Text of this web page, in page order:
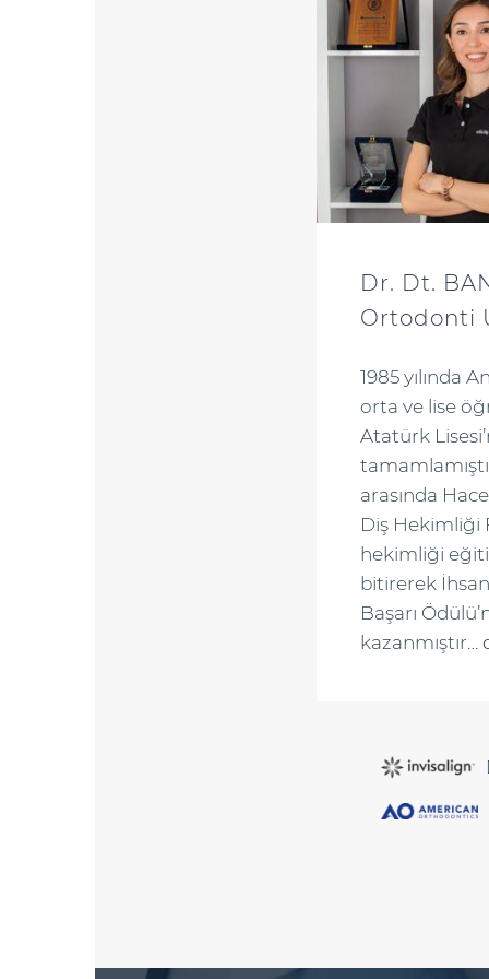
Dr. Dt.
Ortodonti
1985 yılında
orta ve lise
Atatürk
arasında
Diş Hekimliği
hekimliği
bitirerek
Başarı
kazanmıştır…